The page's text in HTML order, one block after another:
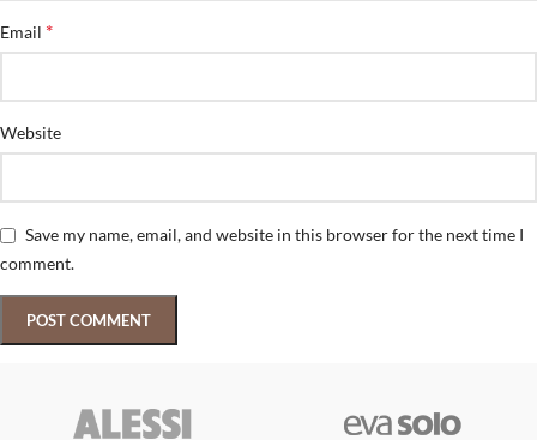
Email *
Website
Save my name, email, and website in this browser for the next time I
comment.